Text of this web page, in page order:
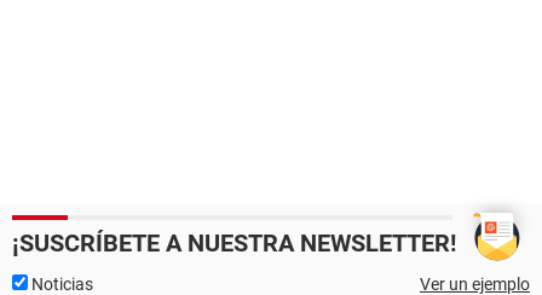
¡SUSCRÍBETE A NUESTRA NEWSLETTER!
Noticias Ver un ejemplo